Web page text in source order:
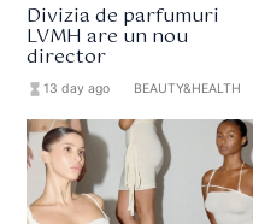
Divizia de parfumuri
LVMH are un nou
director
hourglass_full13 day ago BEAUTY&HEALTH